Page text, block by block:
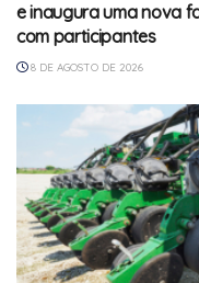
e inaugura uma nova
com participantes
8 DE AGOSTO DE 2026